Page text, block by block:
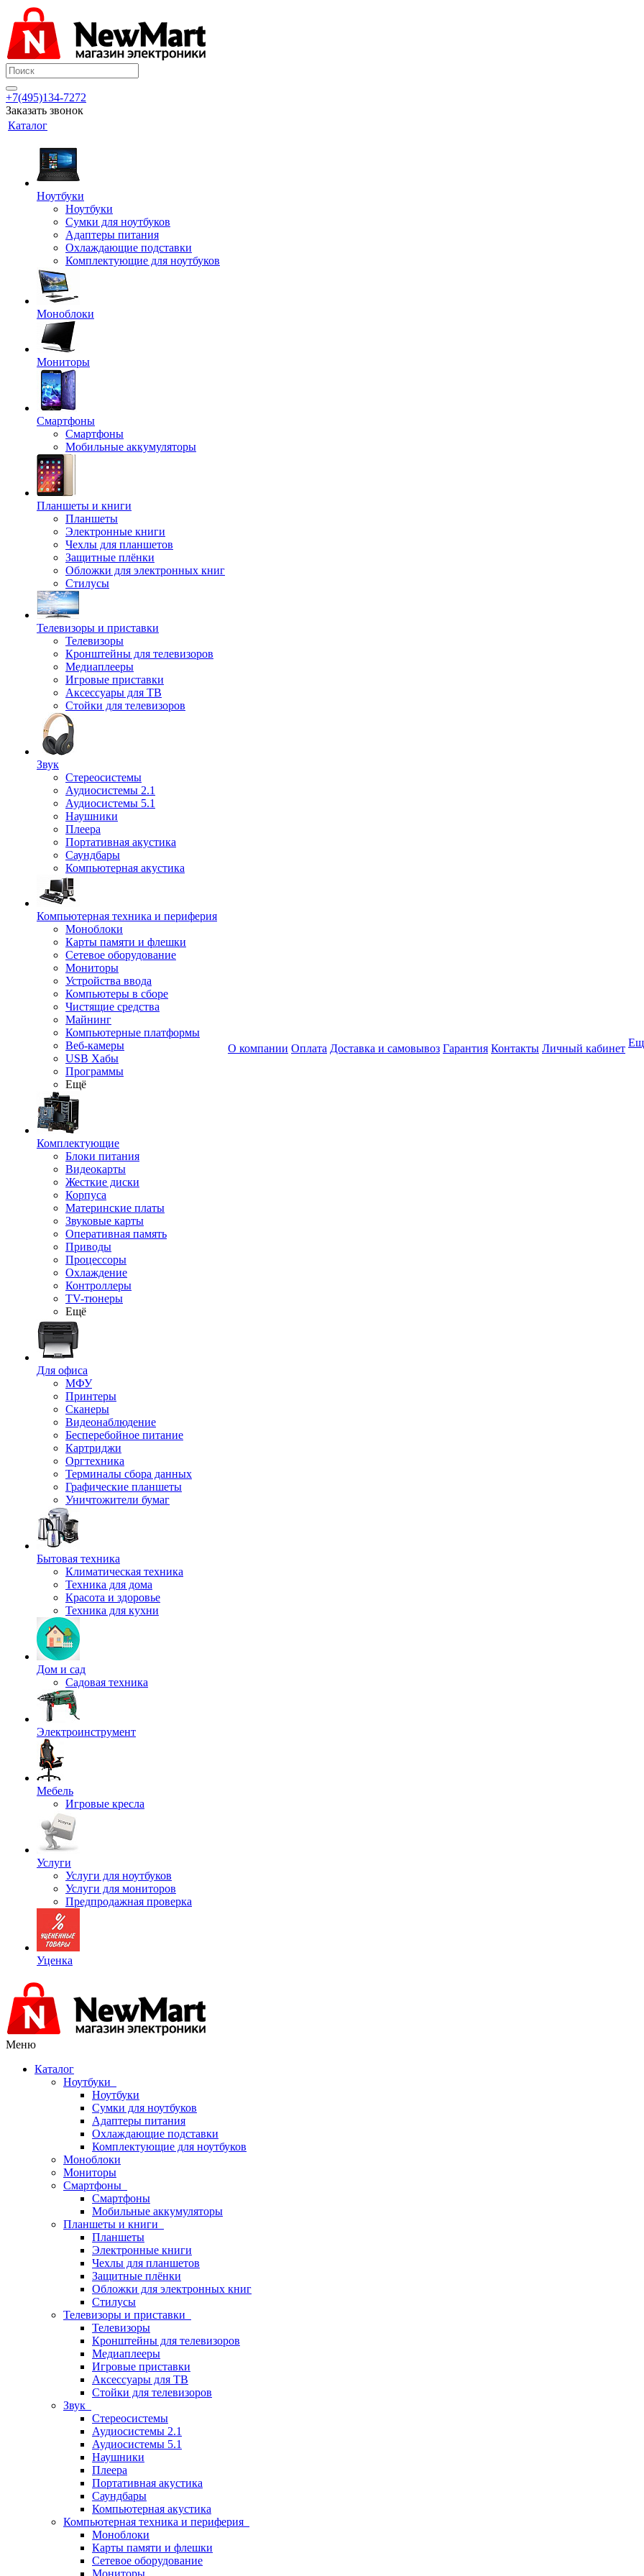
+7(495)134-7272
Заказать звонок
Каталог
Ноутбуки
Ноутбуки
Сумки для ноутбуков
Адаптеры питания
Охлаждающие подставки
Комплектующие для ноутбуков
Моноблоки
Мониторы
Смартфоны
Смартфоны
Мобильные аккумуляторы
Планшеты и книги
Планшеты
Электронные книги
Чехлы для планшетов
Защитные плёнки
Обложки для электронных книг
Стилусы
Телевизоры и приставки
Телевизоры
Кронштейны для телевизоров
Медиаплееры
Игровые приставки
Аксессуары для ТВ
Стойки для телевизоров
Звук
Стереосистемы
Аудиосистемы 2.1
Аудиосистемы 5.1
Наушники
Плеера
Портативная акустика
Саундбары
Компьютерная акустика
Компьютерная техника и периферия
Моноблоки
Карты памяти и флешки
Сетевое оборудование
Мониторы
Устройства ввода
Компьютеры в сборе
Чистящие средства
Майнинг
Компьютерные платформы
Веб-камеры
USB Хабы
Программы
Ещё
Комплектующие
Блоки питания
Видеокарты
Жесткие диски
Корпуса
Материнские платы
Звуковые карты
Оперативная память
Приводы
Процессоры
Охлаждение
Контроллеры
TV-тюнеры
Ещё
Для офиса
МФУ
Принтеры
Сканеры
Видеонаблюдение
Бесперебойное питание
Картриджи
Оргтехника
Терминалы сбора данных
Графические планшеты
Уничтожители бумаг
Бытовая техника
Климатическая техника
Техника для дома
Красота и здоровье
Техника для кухни
Дом и сад
Садовая техника
Электроинструмент
Мебель
Игровые кресла
Услуги
Услуги для ноутбуков
Услуги для мониторов
Предпродажная проверка
Уценка
О компании Оплата Доставка и самовывоз Гарантия Контакты Личный кабинет
Меню
Каталог
Ноутбуки
Ноутбуки
Сумки для ноутбуков
Адаптеры питания
Охлаждающие подставки
Комплектующие для ноутбуков
Моноблоки
Мониторы
Смартфоны
Смартфоны
Мобильные аккумуляторы
Планшеты и книги
Планшеты
Электронные книги
Чехлы для планшетов
Защитные плёнки
Обложки для электронных книг
Стилусы
Телевизоры и приставки
Телевизоры
Кронштейны для телевизоров
Медиаплееры
Игровые приставки
Аксессуары для ТВ
Стойки для телевизоров
Звук
Стереосистемы
Аудиосистемы 2.1
Аудиосистемы 5.1
Наушники
Плеера
Портативная акустика
Саундбары
Компьютерная акустика
Компьютерная техника и периферия
Моноблоки
Карты памяти и флешки
Сетевое оборудование
Мониторы